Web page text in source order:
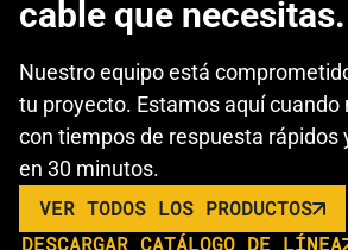
cable que necesitas.
Nuestro equipo está
tu proyecto. Estamos aquí cuando
con tiempos de respuesta rápidos
en 30 minutos.
VER TODOS LOS PRODUCTOS
DESCARGAR CATÁLOGO DE LÍNEA